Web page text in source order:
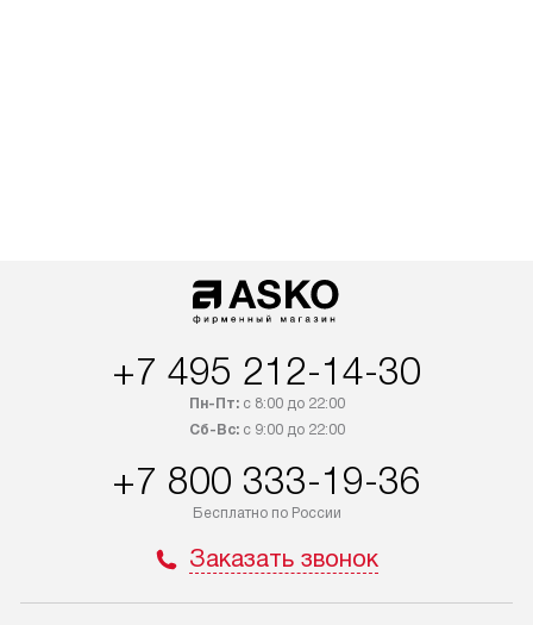
+7 495 212-14-30
Пн-Пт:с 8:00 до 22:00
Сб-Вс:с 9:00 до 22:00
+7 800 333-19-36
Бесплатно по России
Заказать звонок